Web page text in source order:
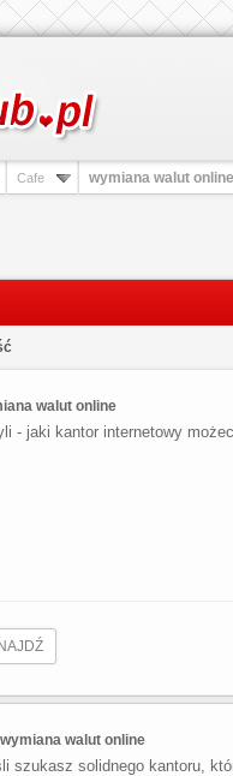
Cafe wymiana walut online
walut online
- jaki kantor internetowy
walut online
szukasz solidnego kantoru,